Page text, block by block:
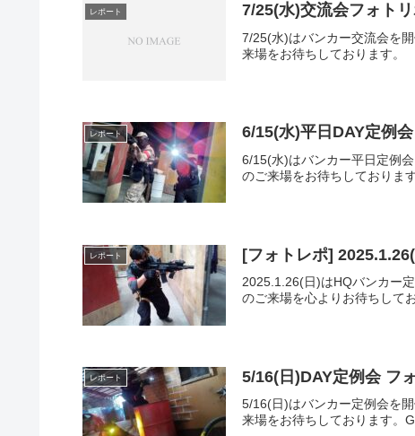
レポート 7/25(水)交流会フォト
7/25(水)はバンカー交流会を
来場をお待ちしております。
レポート 6/15(水)平日DAY定例
6/15(水)はバンカー平日定例
のご来場をお待ちしておりま
レポート [フォトレポ]
2025.1.26(日)はHQバンカー
のご来場を心よりお待ちして
レポート 5/16(日)DAY定例会 フ
5/16(日)はバンカー定例会を
来場をお待ちしております。